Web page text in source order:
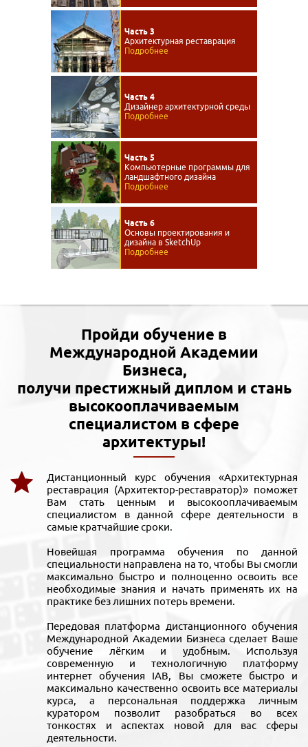
Часть 3
Архитектурная реставрация
Подробнее
Часть 4
Дизайнер архитектурной среды
Подробнее
Часть 5
Компьютерные программы для
ландшафтного дизайна
Подробнее
Часть 6
Основы проектирования и
дизайна в SketchUp
Подробнее
Пройди обучение в
Международной Академии
Бизнеса,
получи престижный диплом и стань
высокооплачиваемым
специалистом в сфере
архитектуры!
Дистанционный курс обучения «Архитектурная
реставрация (Архитектор-реставратор)» поможет
Вам стать ценным и высокооплачиваемым
специалистом в данной сфере деятельности в
самые кратчайшие сроки.
Новейшая программа обучения по данной
специальности направлена на то, чтобы Вы смогли
максимально быстро и полноценно освоить все
необходимые знания и начать применять их на
практике без лишних потерь времени.
Передовая платформа дистанционного обучения
Международной Академии Бизнеса сделает Ваше
обучение лёгким и удобным. Используя
современную и технологичную платформу
интернет обучения IAB, Вы сможете быстро и
максимально качественно освоить все материалы
курса, а персональная поддержка личным
куратором позволит разобраться во всех
тонкостях и аспектах новой для вас сферы
деятельности.